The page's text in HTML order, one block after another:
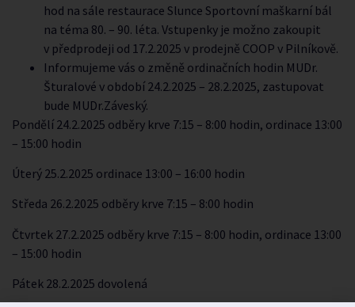
hod na sále restaurace Slunce Sportovní maškarní bál
na téma 80. – 90. léta. Vstupenky je možno zakoupit
v předprodeji od 17.2.2025 v prodejně COOP v Pilníkově.
Informujeme vás o změně ordinačních hodin MUDr.
Šturalové v období 24.2.2025 – 28.2.2025, zastupovat
bude MUDr.Záveský.
Pondělí 24.2.2025 odběry krve 7:15 – 8:00 hodin, ordinace 13:00
– 15:00 hodin
Úterý 25.2.2025 ordinace 13:00 – 16:00 hodin
Středa 26.2.2025 odběry krve 7:15 – 8:00 hodin
Čtvrtek 27.2.2025 odběry krve 7:15 – 8:00 hodin, ordinace 13:00
– 15:00 hodin
Pátek 28.2.2025 dovolená